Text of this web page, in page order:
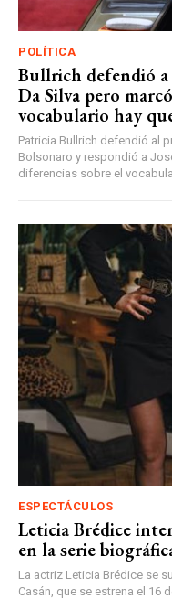
POLÍTICA
Bullrich defendió
Da Silva pero
vocabulario hay
Patricia Bullrich defendió al
Bolsonaro y respondió a
diferencias sobre el
ESPECTÁCULOS
Leticia Brédice
en la serie
La actriz Leticia Brédice se
Casán, que se estrena el 16